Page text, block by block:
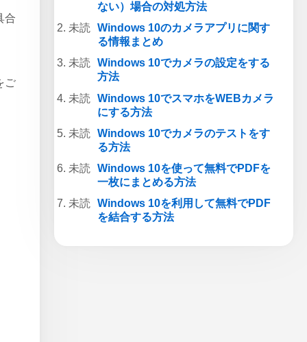
合
ご
ない）場合の対処方法
Windows 10のカメラアプリに関す
る情報まとめ
Windows 10でカメラの設定をする
方法
Windows 10でスマホをWEBカメラ
にする方法
Windows 10でカメラのテストをす
る方法
Windows 10を使って無料でPDFを
一枚にまとめる方法
Windows 10を利用して無料でPDF
を結合する方法